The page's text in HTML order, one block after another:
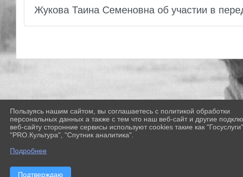
Жукова Таина Семеновна об участии в
Пользуясь нашим сайтом, вы соглашаетесь с политикой обработки
персональных данных а также с тем что наш веб-сайт и другие
веб-сайту сторонние сервисы используют cookies такие как "Госуслуги",
"PRO.Культура", "Спутник аналитика".
Подробнее
Подтверждаю